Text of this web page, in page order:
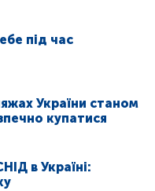
під час
України станом
купатися
в Україні: